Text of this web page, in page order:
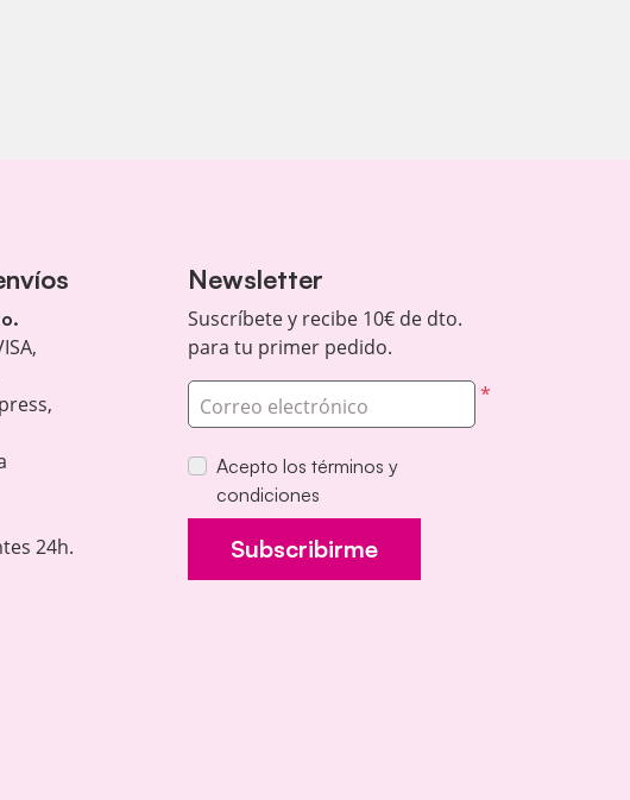
24h.
Newsletter
Suscríbete y recibe 10€ de dto.
para tu primer pedido.
*
Correo electrónico
Acepto los términos y
condiciones
Subscribirme